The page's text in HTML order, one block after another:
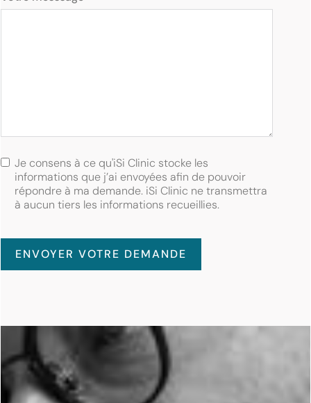
Je consens à ce qu'iSi Clinic stocke les
informations que j’ai envoyées afin de pouvoir
répondre à ma demande. iSi Clinic ne transmettra
à aucun tiers les informations recueillies.
ENVOYER VOTRE DEMANDE